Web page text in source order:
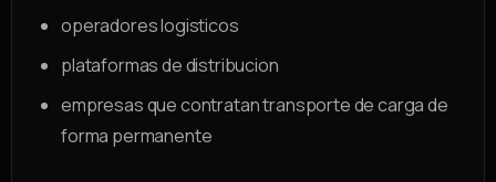
operadores logisticos
plataformas de distribucion
empresas que contratan transporte de carga de
forma permanente